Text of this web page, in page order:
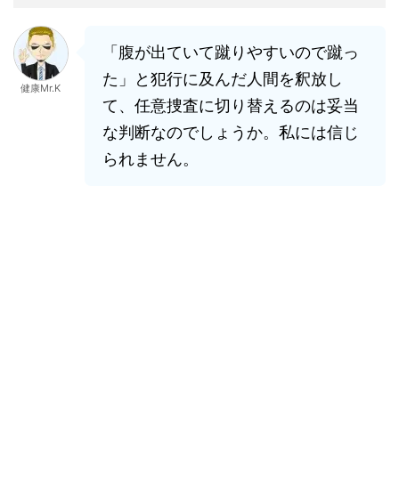
健康Mr.K
「腹が出ていて蹴りやすいので蹴っ
た」と犯行に及んだ人間を釈放し
て、任意捜査に切り替えるのは妥当
な判断なのでしょうか。私には信じ
られません。